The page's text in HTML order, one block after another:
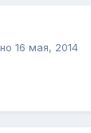
16 мая, 2014